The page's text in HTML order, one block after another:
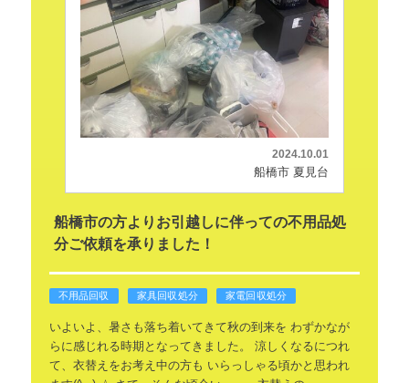
2024.10.01
船橋市 夏見台
船橋市の方よりお引越しに伴っての不用品処
分ご依頼を承りました！
不用品回収 家具回収処分 家電回収処分
いよいよ、暑さも落ち着いてきて秋の到来を わずかなが
らに感じれる時期となってきました。
涼しくなるにつれ
て、衣替えをお考え中の方も いらっしゃる頃かと思われ